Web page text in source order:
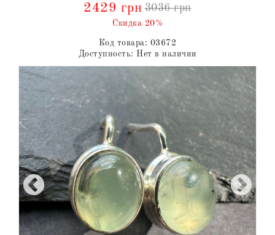
2429 грн 3036 грн
Скидка 20%
Код товара: 03672
Доступность: Нет в наличии